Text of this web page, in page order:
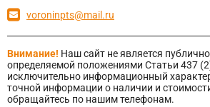
voroninpts@mail.ru
Внимание! Наш сайт не является
определяемой положениями Статьи 437
исключительно информационный
точной информации о наличии и
обращайтесь по нашим телефонам.